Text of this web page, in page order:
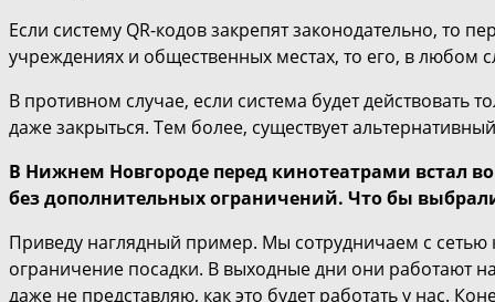
Если систему QR-кодов закрепят законодательно, то
учреждениях и общественных местах, то его, в любом
В противном случае, если система будет действовать
даже закрыться. Тем более, существует
В Нижнем Новгороде перед кинотеатрами встал
без дополнительных ограничений. Что бы
Приведу наглядный пример. Мы сотрудничаем с сетью
ограничение посадки. В выходные дни они работают
даже не представляю, как это будет работать у нас.